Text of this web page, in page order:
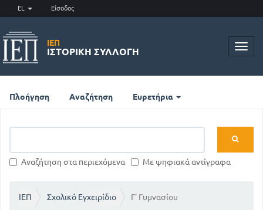
EL Είσοδος
ΙΕΠ
ΙΣΤΟΡΙΚΉ ΣΥΛΛΟΓΉ
Πλοήγηση Αναζήτηση Ευρετήρια
Αναζήτηση στα περιεχόμενα Με ψηφιακά αντίγραφα
ΙΕΠ Σχολικό Εγχειρίδιο Γ' Γυμνασίου